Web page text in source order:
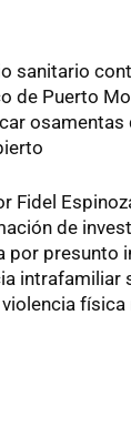
sanitario
de Puerto
osamentas
Fidel
de
por presunto
intrafamiliar
física